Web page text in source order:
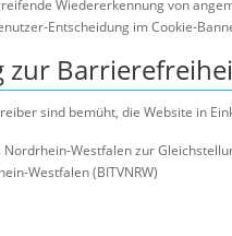
Wiedererkennung von
Entscheidung im Cookie-
zur
sind bemüht, die Website in
Nordrhein-Westfalen zur
Westfalen (BITVNRW)